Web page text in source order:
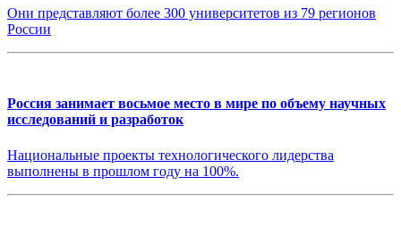
Они представляют более 300 университетов из 79 регионов
России
Россия занимает восьмое место в мире по объему научных
исследований и разработок
Национальные проекты технологического лидерства
выполнены в прошлом году на 100%.